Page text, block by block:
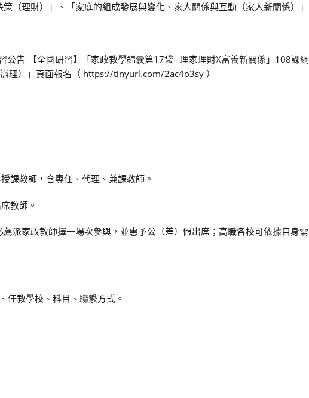
（理財）」、「家庭的組成發展與變化、家人關係與互動（家人新關係）」
公告-【全國研習】「家政教學錦囊第17袋─理家理財X富養新關係」108課綱
理）」頁面報名（ https://tinyurl.com/2ac4o3sy ）
課教師，含專任、代理、兼課教師。
教師。
派家政教師擇一場次參與，並惠予公（差）假出席；高職各校可依據自身需
任教學校、科目、聯繫方式。